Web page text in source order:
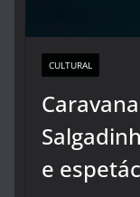
CULTURAL
e